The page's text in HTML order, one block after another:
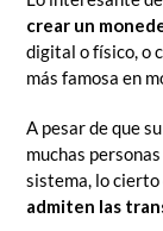
crear un
digital o físico, o
más famosa en
A pesar de que
muchas
sistema, lo cierto
admiten las